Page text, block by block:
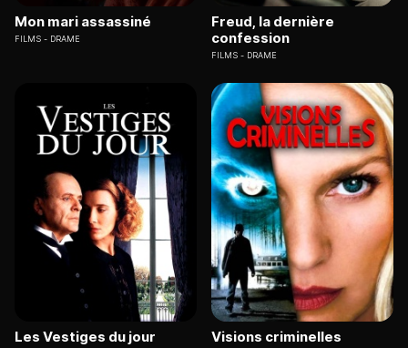
Mon mari assassiné
FILMS DRAME
Freud, la dernière
confession
FILMS DRAME
Les Vestiges du jour Visions criminelles